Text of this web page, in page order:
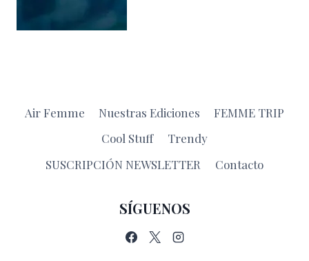
Air Femme Nuestras Ediciones
FEMME TRIP
Cool Stuff
Trendy
SUSCRIPCIÓN NEWSLETTER
Contacto
SÍGUENOS